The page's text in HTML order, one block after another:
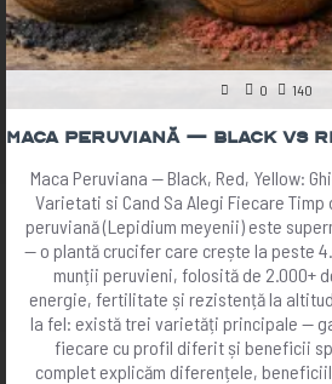
0 140
Maca Peruviana — Black, Red, Yellow:
Varietati si Cand Sa Alegi Fiecare Timp
peruviană (Lepidium meyenii) este
— o plantă crucifer care crește la peste
munții peruvieni, folosită de 2.000+
energie, fertilitate și rezistență la
la fel: există trei varietăți principale —
fiecare cu profil diferit și beneficii
complet explicăm diferențele,